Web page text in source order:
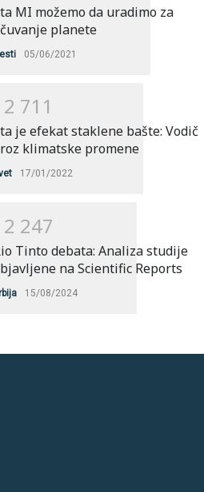
MI možemo da uradimo za
planete
05/06/2021
2 71 1
je efekat staklene bašte: Vodič
klimatske promene
17/01/2022
2 247
Tinto debata: Analiza studije
na Scientific Reports
15/08/2024